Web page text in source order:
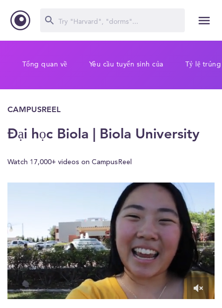
Tổng quan về Yêu cầu tuyển sinh của Tỷ lệ
CAMPUSREEL
Đại học Biola | Biola University
Watch 17,000+ videos on CampusReel